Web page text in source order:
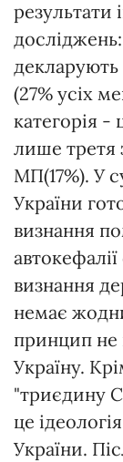
результати
(27% усіх
категорія -
лише третя
МП(17%). У
України
визнання
визнання
немає
принцип не
Україну.
"триєдину
це
України.